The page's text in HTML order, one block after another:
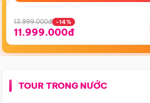
13.999.000đ -14%
11.999.000đ
TOUR TRONG NƯỚC